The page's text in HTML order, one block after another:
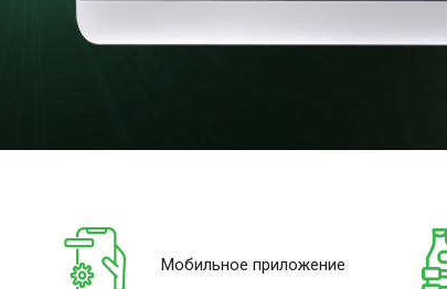
Мобильное приложение